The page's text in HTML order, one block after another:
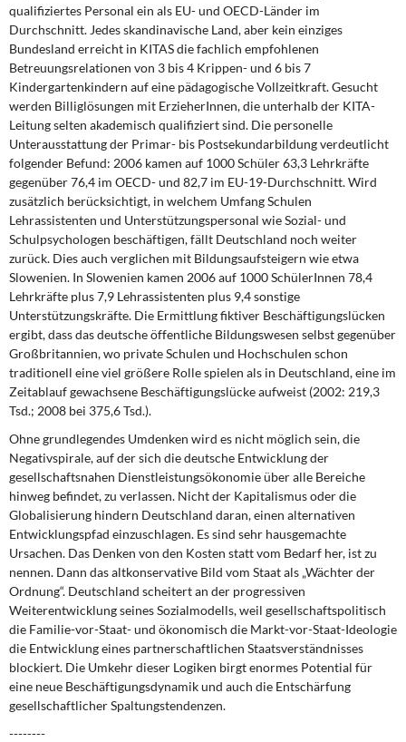
qualifiziertes Personal ein als EU- und OECD-Länder im
Durchschnitt. Jedes skandinavische Land, aber kein einziges
Bundesland erreicht in KITAS die fachlich empfohlenen
Betreuungsrelationen von 3 bis 4 Krippen- und 6 bis 7
Kindergartenkindern auf eine pädagogische Vollzeitkraft. Gesucht
werden Billiglösungen mit ErzieherInnen, die unterhalb der KITA-
Leitung selten akademisch qualifiziert sind. Die personelle
Unterausstattung der Primar- bis Postsekundarbildung verdeutlicht
folgender Befund: 2006 kamen auf 1000 Schüler 63,3 Lehrkräfte
gegenüber 76,4 im OECD- und 82,7 im EU-19-Durchschnitt. Wird
zusätzlich berücksichtigt, in welchem Umfang Schulen
Lehrassistenten und Unterstützungspersonal wie Sozial- und
Schulpsychologen beschäftigen, fällt Deutschland noch weiter
zurück. Dies auch verglichen mit Bildungsaufsteigern wie etwa
Slowenien. In Slowenien kamen 2006 auf 1000 SchülerInnen 78,4
Lehrkräfte plus 7,9 Lehrassistenten plus 9,4 sonstige
Unterstützungskräfte. Die Ermittlung fiktiver Beschäftigungslücken
ergibt, dass das deutsche öffentliche Bildungswesen selbst gegenüber
Großbritannien, wo private Schulen und Hochschulen schon
traditionell eine viel größere Rolle spielen als in Deutschland, eine im
Zeitablauf gewachsene Beschäftigungslücke aufweist (2002: 219,3
Tsd.; 2008 bei 375,6 Tsd.).
Ohne grundlegendes Umdenken wird es nicht möglich sein, die
Negativspirale, auf der sich die deutsche Entwicklung der
gesellschaftsnahen Dienstleistungsökonomie über alle Bereiche
hinweg befindet, zu verlassen. Nicht der Kapitalismus oder die
Globalisierung hindern Deutschland daran, einen alternativen
Entwicklungspfad einzuschlagen. Es sind sehr hausgemachte
Ursachen. Das Denken von den Kosten statt vom Bedarf her, ist zu
nennen. Dann das altkonservative Bild vom Staat als „Wächter der
Ordnung“. Deutschland scheitert an der progressiven
Weiterentwicklung seines Sozialmodells, weil gesellschaftspolitisch
die Familie-vor-Staat- und ökonomisch die Markt-vor-Staat-Ideologie
die Entwicklung eines partnerschaftlichen Staatsverständnisses
blockiert. Die Umkehr dieser Logiken birgt enormes Potential für
eine neue Beschäftigungsdynamik und auch die Entschärfung
gesellschaftlicher Spaltungstendenzen.
--------